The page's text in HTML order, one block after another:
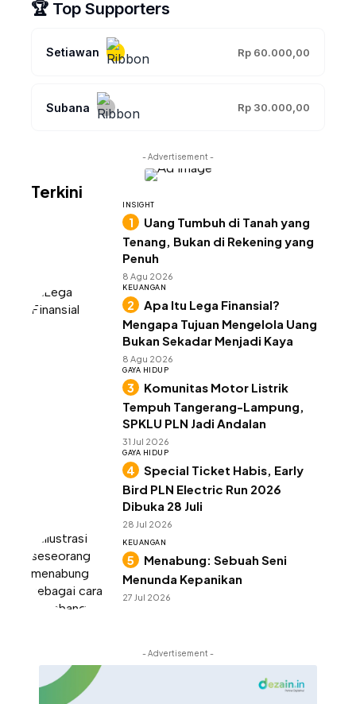
🏆 Top Supporters
Setiawan Rp 60.000,00
Subana Rp 30.000,00
- Advertisement -
Terkini
INSIGHT
Uang Tumbuh di Tanah yang
Tenang, Bukan di Rekening yang
Penuh
8 Agu 2026
KEUANGAN
Apa Itu Lega Finansial?
Mengapa Tujuan Mengelola Uang
Bukan Sekadar Menjadi Kaya
8 Agu 2026
GAYA HIDUP
Komunitas Motor Listrik
Tempuh Tangerang-Lampung,
SPKLU PLN Jadi Andalan
31 Jul 2026
GAYA HIDUP
Special Ticket Habis, Early
Bird PLN Electric Run 2026
Dibuka 28 Juli
28 Jul 2026
KEUANGAN
Menabung: Sebuah Seni
Menunda Kepanikan
27 Jul 2026
- Advertisement -